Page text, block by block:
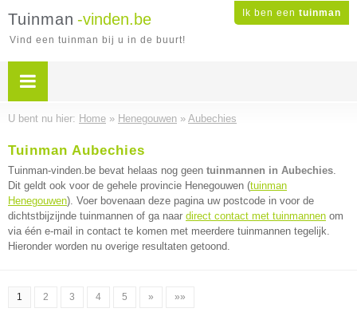
Ik ben een tuinman
Tuinman -vinden.be
Vind een tuinman bij u in de buurt!
U bent nu hier: Home » Henegouwen » Aubechies
Tuinman Aubechies
Tuinman-vinden.be bevat helaas nog geen tuinmannen in Aubechies.
Dit geldt ook voor de gehele provincie Henegouwen (tuinman
Henegouwen). Voer bovenaan deze pagina uw postcode in voor de
dichtstbijzijnde tuinmannen of ga naar direct contact met tuinmannen om
via één e-mail in contact te komen met meerdere tuinmannen tegelijk.
Hieronder worden nu overige resultaten getoond.
1 2 3 4 5 » »»